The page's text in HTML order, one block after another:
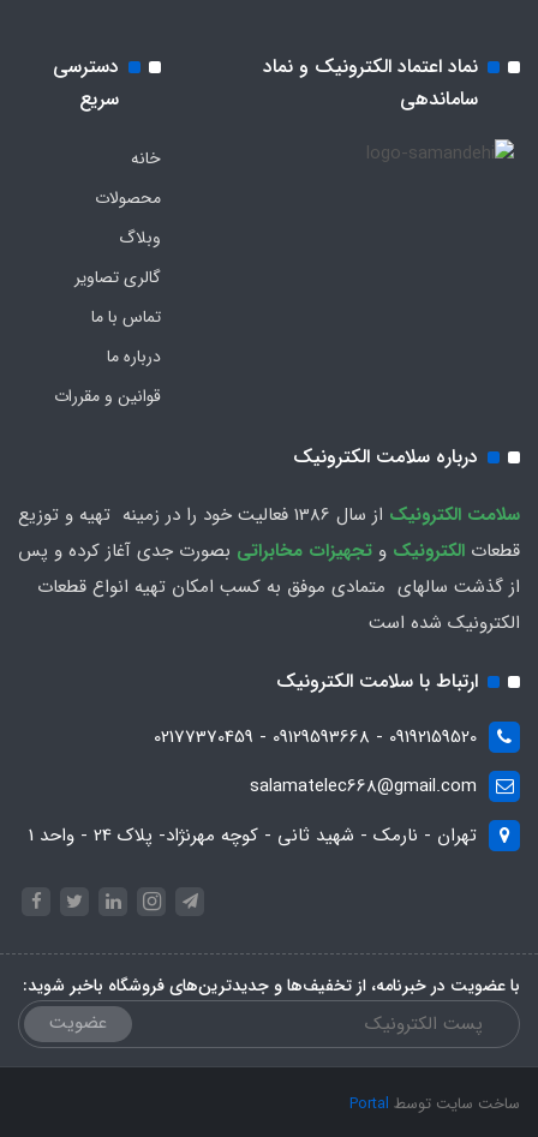
نماد اعتماد الکترونیک و نماد
ساماندهی
دسترسی
سریع
خانه
محصولات
وبلاگ
گالری تصاویر
تماس با ما
درباره ما
قوانین و مقررات
درباره سلامت الکترونیک
سلامت الكترونيك
از سال 1386 فعاليت خود را در زمينه تهيه و توزیع
قطعات الکترونیک و تجهیزات مخابراتی بصورت جدي آغاز كرده و پس
از گذشت سالهاي متمادي موفق به کسب امکان تهیه انواع قطعات
الکترونیک شده است
ارتباط با سلامت الکترونیک
09192159520 - 09129593668 - 02177370459
salamatelec668@gmail.com
تهران - نارمک - شهید ثانی - کوچه مهرنژاد- پلاک 24 - واحد 1
با عضویت در خبرنامه، از تخفیف‌ها و جدیدترین‌های فروشگاه باخبر شوید:
عضویت
ساخت سایت توسط Portal